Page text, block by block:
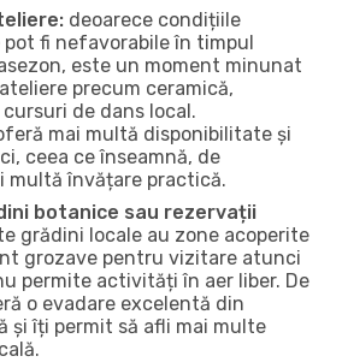
deoarece condițiile
pot fi nefavorabile în timpul
este un moment minunat
precum ceramică,
de dans local.
mai multă disponibilitate și
ceea ce înseamnă, de
multă învățare practică.
botanice sau rezervații
grădini locale au zone acoperite
grozave pentru vizitare atunci
permite activități în aer liber. De
o evadare excelentă din
și îți permit să afli mai multe